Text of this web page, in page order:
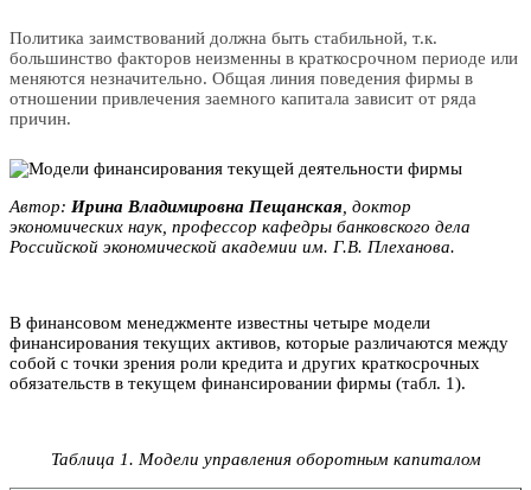
Политика заимствований должна быть стабильной, т.к.
большинство факторов неизменны в краткосрочном периоде или
меняются незначительно. Общая линия поведения фирмы в
отношении привлечения заемного капитала зависит от ряда
причин.
Автор: Ирина Bлaдимиpовна Пeщaнcкaя, доктор
экономических наук, профессор кафедры банковского дела
Российской экономической академии им. Г.В. Плexaнoвa.
В финансовом менеджменте известны четыре модели
финансирования текущих активов, которые различаются между
собой с точки зрения роли кредита и других краткосрочных
обязательств в текущем финансировании фирмы (табл. 1).
Таблица 1. Модели управления оборотным капиталом